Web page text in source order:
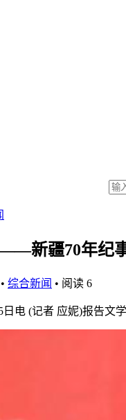
——新疆70年纪
• 综合新闻 • 阅读 6
(记者 应妮)报告文